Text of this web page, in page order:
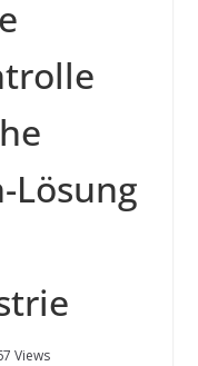
cameras
Lösung
Views